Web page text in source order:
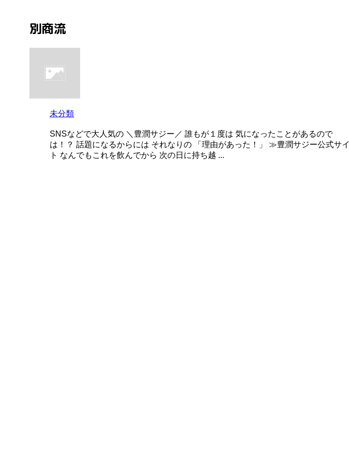
別商流
未分類
SNSなどで大人気の ＼豊潤サジー／ 誰もが１度は 気になったことがあるので
は！？ 話題になるからには それなりの 「理由があった！」 ≫豊潤サジー公式サイ
ト なんでもこれを飲んでから 次の日に持ち越 ...